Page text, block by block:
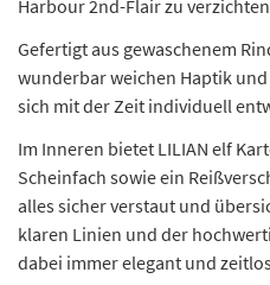
Harbour 2nd-Flair zu
Gefertigt aus gewaschenem
wunderbar weichen Haptik
sich mit der Zeit individuell
Im Inneren bietet LILIAN elf
Scheinfach sowie ein
alles sicher verstaut und
klaren Linien und der
dabei immer elegant und